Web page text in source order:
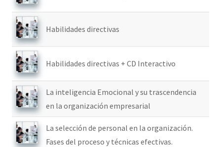
Habilidades directivas
Habilidades directivas + CD Interactivo
La inteligencia Emocional y su trascendencia
en la organización empresarial
La selección de personal en la organización.
Fases del proceso y técnicas efectivas.